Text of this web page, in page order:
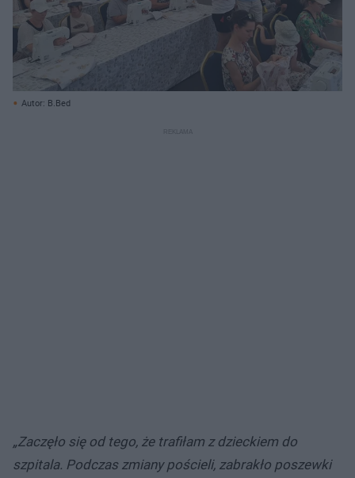
Autor: B.Bed
„Zaczęło się od tego, że trafiłam z dzieckiem do
szpitala. Podczas zmiany pościeli, zabrakło poszewki